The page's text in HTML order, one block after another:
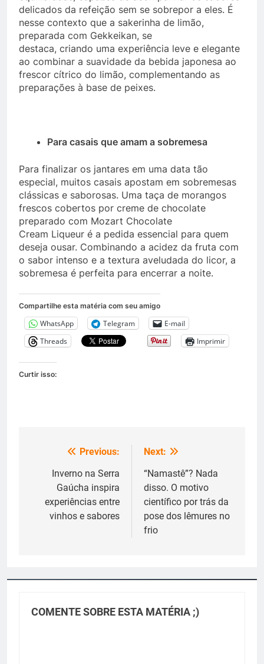
delicados da refeição sem se sobrepor a eles. É
nesse contexto que a sakerinha de limão,
preparada com Gekkeikan, se
destaca, criando uma experiência leve e elegante
ao combinar a suavidade da bebida japonesa ao
frescor cítrico do limão, complementando as
preparações à base de peixes.
Para casais que amam a sobremesa
Para finalizar os jantares em uma data tão
especial, muitos casais apostam em sobremesas
clássicas e saborosas. Uma taça de morangos
frescos cobertos por creme de chocolate
preparado com Mozart Chocolate
Cream Liqueur é a pedida essencial para quem
deseja ousar. Combinando a acidez da fruta com
o sabor intenso e a textura aveludada do licor, a
sobremesa é perfeita para encerrar a noite.
Compartilhe esta matéria com seu amigo
WhatsApp Telegram
E-mail
Threads
Imprimir
Curtir isso:
Navegação
Post
Previous:
Inverno na Serra
Gaúcha inspira
experiências entre
vinhos e sabores
Next:
“Namastê”? Nada
disso. O motivo
científico por trás da
pose dos lêmures no
frio
COMENTE SOBRE ESTA MATÉRIA ;)